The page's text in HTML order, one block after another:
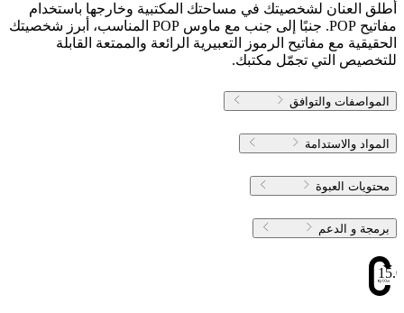
أطلق العنان لشخصيتك في مساحتك المكتبية وخارجها باستخدام
مفاتيح POP. جنبًا إلى جنب مع ماوس POP المناسب، أبرز شخصيتك
الحقيقية مع مفاتيح الرموز التعبيرية الرائعة والممتعة القابلة
للتخصيص التي تجمّل مكتبك.
المواصفات والتوافق
المواد والاستدامة
محتويات العبوة
برمجة و الدعم